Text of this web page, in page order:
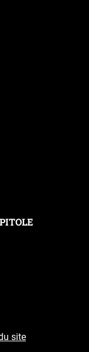
site